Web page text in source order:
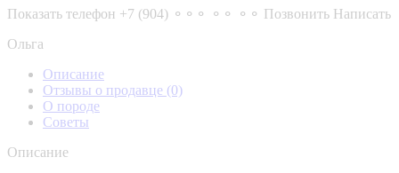
Показать телефон +7 (904) ⚬⚬⚬ ⚬⚬ ⚬⚬ Позвонить Написать
Ольга
Описание
Отзывы о продавце (0)
О породе
Советы
Описание